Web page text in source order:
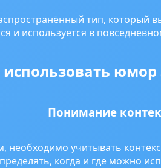
тип, который
и используется в
использовать
Понимание
учитывать
когда и где можно